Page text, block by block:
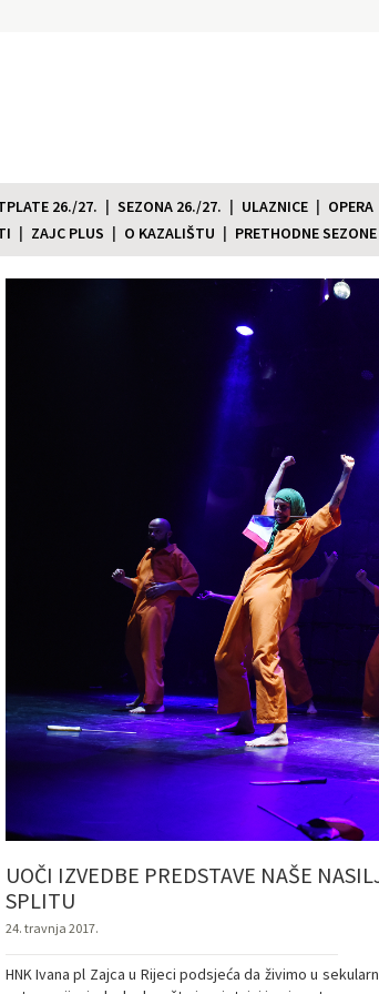
26./27. SEZONA 26./27. ULAZNICE OPERA
ZAJC PLUS O KAZALIŠTU PRETHODNE SEZONE
UOČI IZVEDBE PREDSTAVE NAŠE
SPLITU
24. travnja 2017.
HNK Ivana pl Zajca u Rijeci podsjeća da živimo u